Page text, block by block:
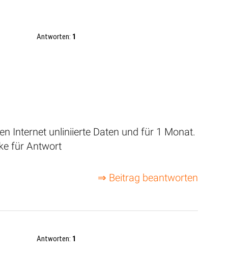
Antworten: 1
Internet unliniierte Daten und für 1 Monat.
für Antwort
⇒ Beitrag beantworten
Antworten: 1